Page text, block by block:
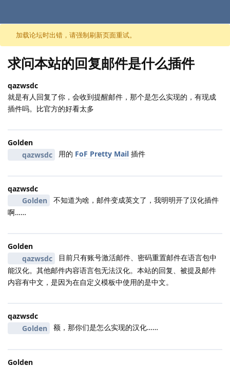
跳至内容
加载论坛时出错，请强制刷新页面重试。
求问本站的回复邮件是什么插件
qazwsdc
就是有人回复了你，会收到提醒邮件，那个是怎么实现的，有现成
插件吗。比官方的好看太多
Golden
qazwsdc
用的 FoF Pretty Mail插件
qazwsdc
Golden
不知道为啥，邮件变成英文了，我明明开了汉化插件
啊……
Golden
qazwsdc
目前只有账号激活邮件、密码重置邮件在语言包中
能汉化。其他邮件内容语言包无法汉化。本站的回复、被提及邮件
内容有中文，是因为在自定义模板中使用的是中文。
qazwsdc
Golden
额，那你们是怎么实现的汉化……
Golden